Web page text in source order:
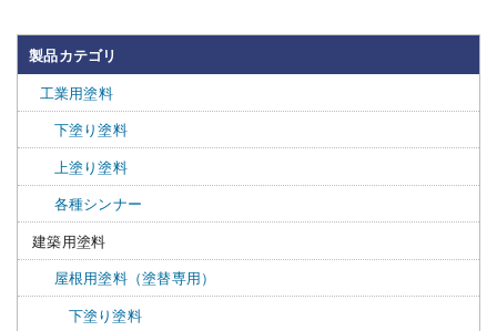
製品カテゴリ
工業用塗料
下塗り塗料
上塗り塗料
各種シンナー
建築用塗料
屋根用塗料（塗替専用）
下塗り塗料